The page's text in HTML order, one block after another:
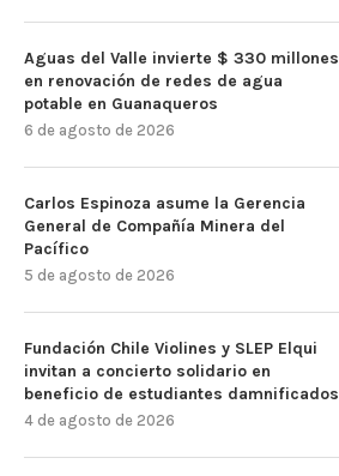
Aguas del Valle invierte $ 330 millones
en renovación de redes de agua
potable en Guanaqueros
6 de agosto de 2026
Carlos Espinoza asume la Gerencia
General de Compañía Minera del
Pacífico
5 de agosto de 2026
Fundación Chile Violines y SLEP Elqui
invitan a concierto solidario en
beneficio de estudiantes damnificados
4 de agosto de 2026